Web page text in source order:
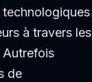
technologiques
à travers les
Autrefois
de